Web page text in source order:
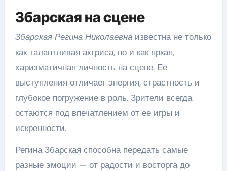
Збарская на сцене
Збарская Регина Николаевнаизвестна не только
как талантливая актриса, но и как яркая,
харизматичная личность на сцене. Ее
выступления отличает энергия, страстность и
глубокое погружение в роль. Зрители всегда
остаются под впечатлением от ее игры и
искренности.
Регина Збарская способна передать самые
разные эмоции — от радости и восторга до